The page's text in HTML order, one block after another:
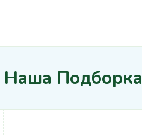
Наша Подборка